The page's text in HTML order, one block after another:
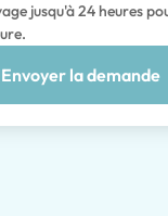
jusqu'à 24 heures
Envoyer la demande